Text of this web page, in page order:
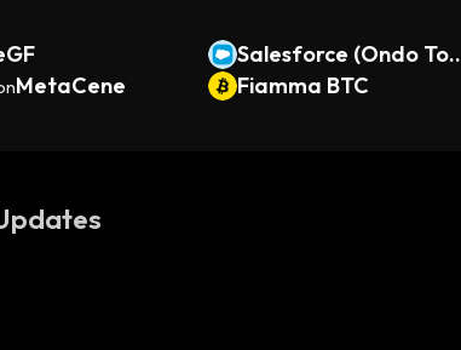
Salesforce (Ondo Tok
enized Stock)
MetaCene
Fiamma BTC